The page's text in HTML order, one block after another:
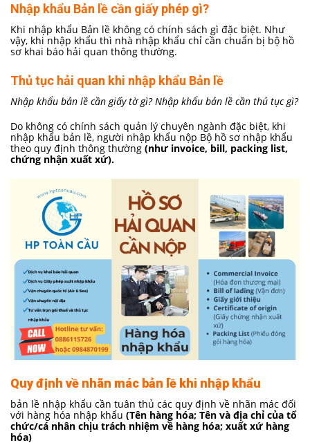
Nhập khẩu Bản lề cần giấy phép gì?
Khi nhập khẩu Bản lề không có chính sách gì đặc biệt. Như
vậy, khi nhập khẩu thì nhà nhập khẩu chỉ cần chuẩn bị bộ hồ
sơ khai báo hải quan thông thường.
Thủ tục hải quan khi nhập khẩu Bản lề
Nhập khẩu bản lề cần giấy tờ gì? Nhập khẩu bản lề cần thủ tục gì?
Do không có chính sách quản lý chuyên ngành đặc biệt, khi
nhập khẩu bản lề, người nhập khẩu nộp Bộ hồ sơ nhập khẩu
theo quy định thông thường (như invoice, bill, packing list,
chứng nhận xuất xứ).
Quy định về nhãn mác bản lề khi nhập khẩu
bản lề nhập khẩu cần tuân thủ các quy định về nhãn mác đối
với hàng hóa nhập khẩu (Tên hàng hóa; Tên và địa chỉ của tổ
chức/cá nhân chịu trách nhiệm về hàng hóa; xuất xứ hàng
hóa)